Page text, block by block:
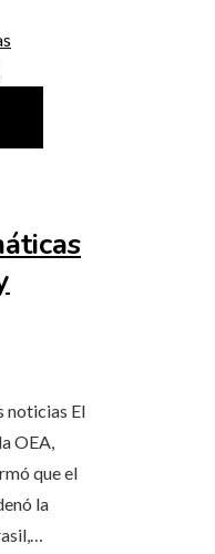
noticias El
OEA,
que el
la